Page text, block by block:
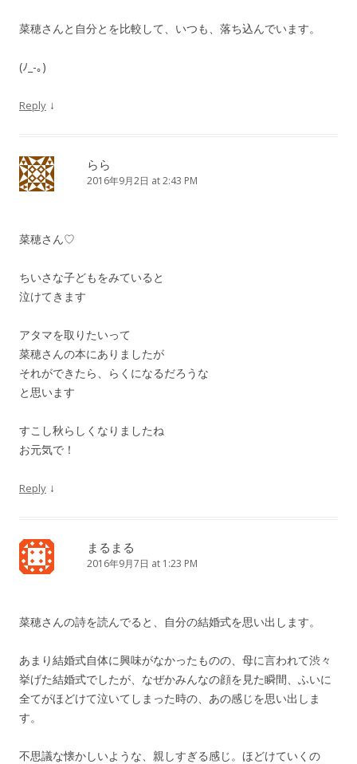
菜穂さんと自分とを比較して、いつも、落ち込んでいます。
(ﾉ_-｡)
Reply ↓
らら
2016年9月2日 at 2:43 PM
菜穂さん♡
ちいさな子どもをみていると
泣けてきます
アタマを取りたいって
菜穂さんの本にありましたが
それができたら、らくになるだろうな
と思います
すこし秋らしくなりましたね
お元気で！
Reply ↓
まるまる
2016年9月7日 at 1:23 PM
菜穂さんの詩を読んでると、自分の結婚式を思い出します。
あまり結婚式自体に興味がなかったものの、母に言われて渋々
挙げた結婚式でしたが、なぜかみんなの顔を見た瞬間、ふいに
全てがほどけて泣いてしまった時の、あの感じを思い出しま
す。
不思議な懐かしいような、親しすぎる感じ。ほどけていくの